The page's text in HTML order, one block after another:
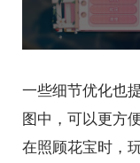
一些细节优化也
图中，可以更方
在照顾花宝时，